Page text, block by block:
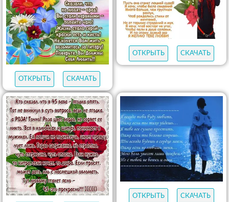
ОТКРЫТЬ СКАЧАТЬ
ОТКРЫТЬ СКАЧАТЬ
ОТКРЫТЬ СКАЧАТЬ